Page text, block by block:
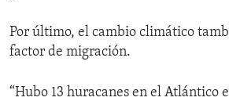
Por último, el cambio climático
factor de migración.
“Hubo 13 huracanes en el Atlántico